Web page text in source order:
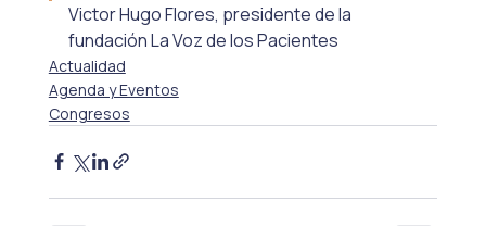
Victor Hugo Flores, presidente de la
fundación La Voz de los Pacientes
Actualidad
Agenda y Eventos
Congresos